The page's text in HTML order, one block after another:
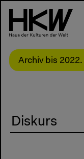
Archiv bis 2022.